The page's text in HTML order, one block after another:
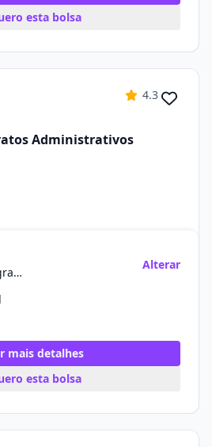
esta bolsa
4.3
Administrativos
Especialização (pós-graduação)
Alterar
mais detalhes
esta bolsa